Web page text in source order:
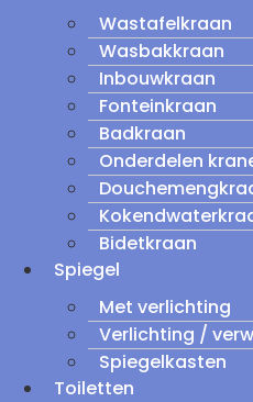
Wastafelkraan
Wasbakkraan
Inbouwkraan
Fonteinkraan
Badkraan
Onderdelen
Bidetkraan
Spiegel
Met verlichting
Verlichting /
Spiegelkasten
Toiletten